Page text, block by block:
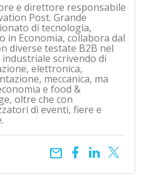
e direttore responsabile
Post. Grande
di tecnologia,
in Economia, collabora dal
diverse testate B2B nel
scrivendo di
elettronica,
meccanica, ma
e food &
oltre che con
di eventi, fiere e
email